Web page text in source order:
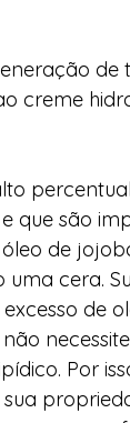
de
creme
que são
de
uma cera.
de
Por